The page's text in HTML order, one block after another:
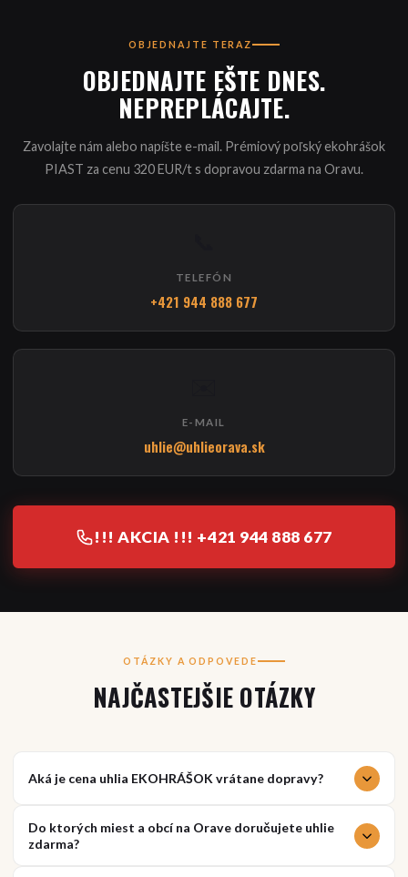
OBJEDNAJTE TERAZ
OBJEDNAJTE EŠTE DNES.
NEPREPLÁCAJTE.
Zavolajte nám alebo napíšte e-mail. Prémiový poľský ekohrášok
PIAST za cenu 320 EUR/t s dopravou zdarma na Oravu.
TELEFÓN
+421 944 888 677
E-MAIL
uhlie@uhlieorava.sk
!!! AKCIA !!! +421 944 888 677
OTÁZKY A ODPOVEDE
NAJČASTEJŠIE OTÁZKY
Aká je cena uhlia EKOHRÁŠOK vrátane dopravy?
tonu (balené). Doprava na Oravu je úplne zdarma. V cene nie sú
Do ktorých miest a obcí na Orave doručujete uhlie
zdarma?